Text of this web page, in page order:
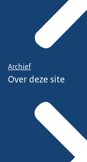
Archief
Over deze site